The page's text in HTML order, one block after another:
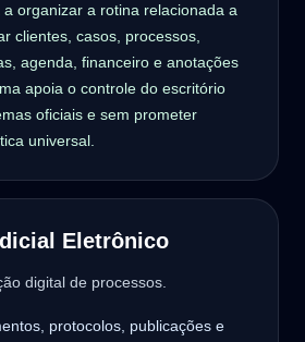
organizar a rotina relacionada a
clientes, casos, processos,
agenda, financeiro e anotações
apoia o controle do escritório
oficiais e sem prometer
universal.
Eletrônico
digital de processos.
protocolos, publicações e